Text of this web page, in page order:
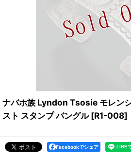
ナバホ族 Lyndon Tsosie モレン
スト スタンプ バングル [R1-008]
Facebookでシェア